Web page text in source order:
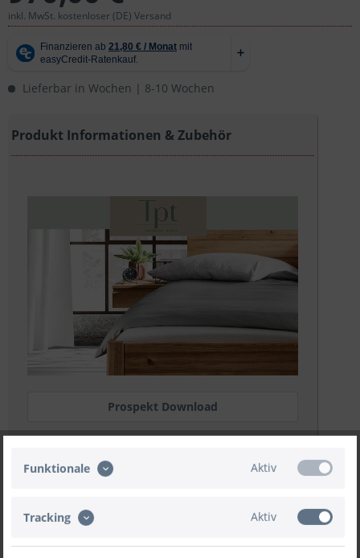
inkl. MwSt. kostenloser (DE) Versand
Lieferbar in Wochen | 8-10 Wochen
Produkt Informationen & Zubehör
Prospekt Download
Jetzt konfigurieren
Funktionale Aktiv
Tracking Aktiv